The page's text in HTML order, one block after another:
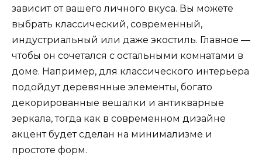
зависит от вашего личного вкуса. Вы можете
выбрать классический, современный,
индустриальный или даже экостиль. Главное —
чтобы он сочетался с остальными комнатами в
доме. Например, для классического интерьера
подойдут деревянные элементы, богато
декорированные вешалки и антикварные
зеркала, тогда как в современном дизайне
акцент будет сделан на минимализме и
простоте форм.